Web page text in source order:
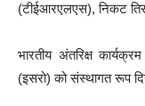
(टीईआरएलएस), निकट
भारतीय अंतरिक्ष
(इसरो) को संस्थागत रूप